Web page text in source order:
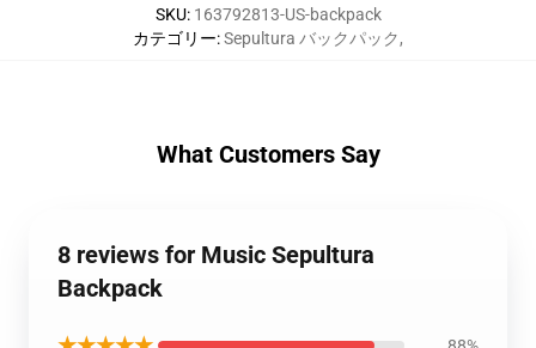
SKU: 163792813-US-backpack
カテゴリー:Sepultura バックパック,
What Customers Say
8 reviews for Music Sepultura
Backpack